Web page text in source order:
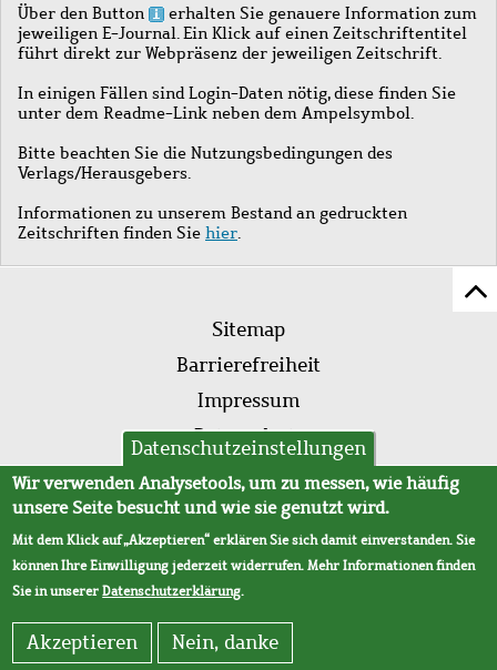
Über den Button
erhalten Sie genauere Information zum
jeweiligen E-Journal. Ein Klick auf einen Zeitschriftentitel
führt direkt zur Webpräsenz der jeweiligen Zeitschrift.
In einigen Fällen sind Login-Daten nötig, diese finden Sie
unter dem Readme-Link neben dem Ampelsymbol.
Bitte beachten Sie die Nutzungsbedingungen des
Verlags/Herausgebers.
Informationen zu unserem Bestand an gedruckten
Zeitschriften finden Sie hier.
Fußleistenmenü
Sitemap
Barrierefreiheit
Impressum
Datenschutz
AVB
Datenschutzeinstellungen
Wir verwenden Analysetools, um zu messen, wie häufig
unsere Seite besucht und wie sie genutzt wird.
Mit dem Klick auf „Akzeptieren“ erklären Sie sich damit einverstanden. Sie
können Ihre Einwilligung jederzeit widerrufen. Mehr Informationen finden
Sie in unsererDatenschutzerklärung.
Akzeptieren Nein, danke